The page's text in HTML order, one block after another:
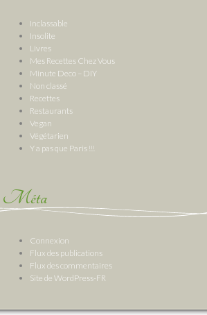
Inclassable
Insolite
Livres
Mes Recettes Chez Vous
Minute Deco – DIY
Non classé
Recettes
Restaurants
Vegan
Végétarien
Y a pas que Paris !!!
Méta
Connexion
Flux des publications
Flux des commentaires
Site de WordPress-FR